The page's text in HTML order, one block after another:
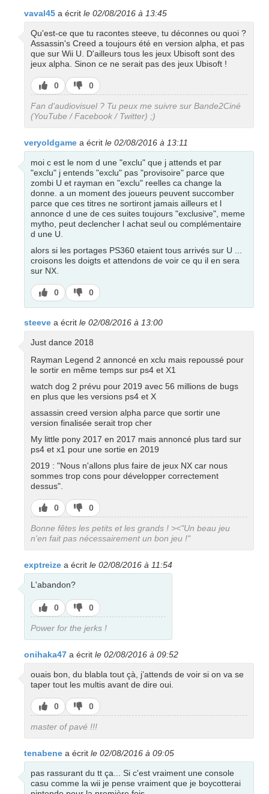
vaval45 a écrit le 02/08/2016 à 13:45
Qu'est-ce que tu racontes steeve, tu déconnes ou quoi ?
Assassin's Creed a toujours été en version alpha, et pas
que sur Wii U. D'ailleurs tous les jeux Ubisoft sont des
jeux alpha. Sinon ce ne serait pas des jeux Ubisoft !
J’aime
0
J’aime
pas
0
Fan d'audiovisuel ? Tu peux me suivre sur Bande2Ciné
(YouTube / Facebook / Twitter) ;)
veryoldgame a écrit le 02/08/2016 à 13:11
moi c est le nom d une "exclu" que j attends et par
"exclu" j entends "exclu" pas "provisoire" parce que
zombi U et rayman en "exclu" reelles ca change la
donne. a un moment des joueurs peuvent succomber
parce que ces titres ne sortiront jamais ailleurs et l
annonce d une de ces suites toujours "exclusive", meme
mytho, peut declencher l achat seul ou complémentaire
d une U.
alors si les portages PS360 etaient tous arrivés sur U ...
croisons les doigts et attendons de voir ce qu il en sera
sur NX.
J’aime
0
J’aime
pas
0
steeve a écrit le 02/08/2016 à 13:00
Just dance 2018
Rayman Legend 2 annoncé en xclu mais repoussé pour
le sortir en même temps sur ps4 et X1
watch dog 2 prévu pour 2019 avec 56 millions de bugs
en plus que les versions ps4 et X
assassin creed version alpha parce que sortir une
version finalisée serait trop cher
My little pony 2017 en 2017 mais annoncé plus tard sur
ps4 et x1 pour une sortie en 2019
2019 : "Nous n'allons plus faire de jeux NX car nous
sommes trop cons pour développer correctement
dessus".
J’aime
0
J’aime
pas
0
Bonne fêtes les petits et les grands ! ><"Un beau jeu
n'en fait pas nécessairement un bon jeu !"
exptreize a écrit le 02/08/2016 à 11:54
L'abandon?
J’aime
0
J’aime
pas
0
Power for the jerks !
onihaka47 a écrit le 02/08/2016 à 09:52
ouais bon, du blabla tout çà, j’attends de voir si on va se
taper tout les multis avant de dire oui.
J’aime
0
J’aime
pas
0
master of pavé !!!
tenabene a écrit le 02/08/2016 à 09:05
pas rassurant du tt ça... Si c'est vraiment une console
casu comme la wii je pense vraiment que je boycotterai